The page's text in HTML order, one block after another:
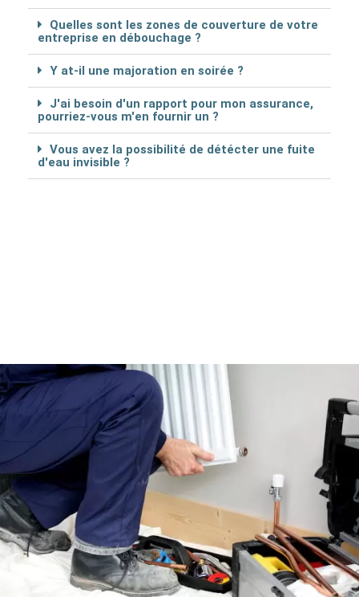
Quelles sont les zones de couverture de votre
entreprise en débouchage ?
Y at-il une majoration en soirée ?
J'ai besoin d'un rapport pour mon assurance,
pourriez-vous m'en fournir un ?
Vous avez la possibilité de détécter une fuite
d'eau invisible ?